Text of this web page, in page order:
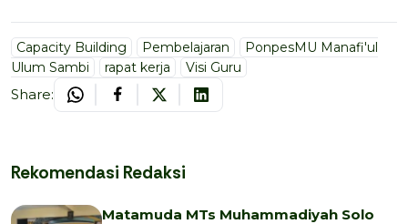
Capacity Building Pembelajaran
PonpesMU Manafi'ul
Ulum Sambi
rapat kerja Visi Guru
Share:
Rekomendasi Redaksi
Matamuda MTs Muhammadiyah Solo